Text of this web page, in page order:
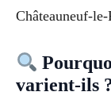
Châteauneuf-le-
varient-ils